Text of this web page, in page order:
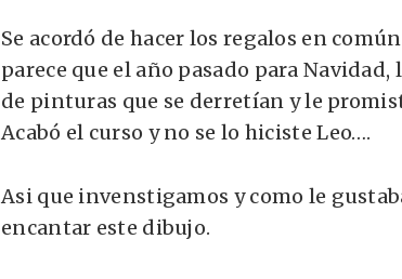
Se acordó de hacer los regalos en
parece que el año pasado para
de pinturas que se derretían y le
Acabó el curso y no se lo hiciste Leo….
Asi que invenstigamos y como le
encantar este dibujo.